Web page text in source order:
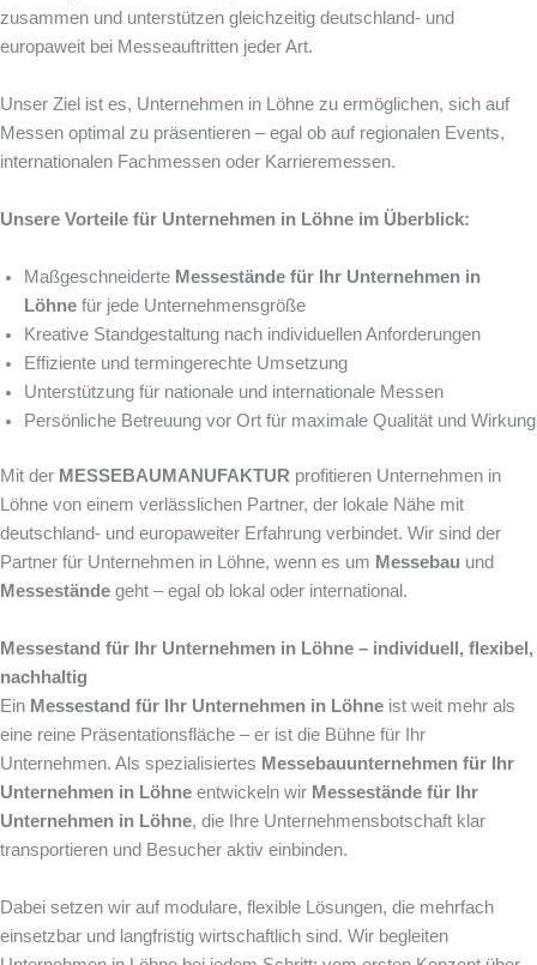
zusammen und unterstützen gleichzeitig deutschland- und
europaweit bei Messeauftritten jeder Art.
Unser Ziel ist es, Unternehmen in Löhne zu ermöglichen, sich auf
Messen optimal zu präsentieren – egal ob auf regionalen Events,
internationalen Fachmessen oder Karrieremessen.
Unsere Vorteile für Unternehmen in Löhne im Überblick:
Maßgeschneiderte Messestände für Ihr Unternehmen in
Löhne für jede Unternehmensgröße
Kreative Standgestaltung nach individuellen Anforderungen
Effiziente und termingerechte Umsetzung
Unterstützung für nationale und internationale Messen
Persönliche Betreuung vor Ort für maximale Qualität und Wirkung
Mit der MESSEBAUMANUFAKTUR profitieren Unternehmen in
Löhne von einem verlässlichen Partner, der lokale Nähe mit
deutschland- und europaweiter Erfahrung verbindet. Wir sind der
Partner für Unternehmen in Löhne, wenn es um Messebau und
Messestände geht – egal ob lokal oder international.
Messestand für Ihr Unternehmen in Löhne – individuell, flexibel,
nachhaltig
Ein Messestand für Ihr Unternehmen in Löhne ist weit mehr als
eine reine Präsentationsfläche – er ist die Bühne für Ihr
Unternehmen. Als spezialisiertes Messebauunternehmen für Ihr
Unternehmen in Löhne entwickeln wir Messestände für Ihr
Unternehmen in Löhne, die Ihre Unternehmensbotschaft klar
transportieren und Besucher aktiv einbinden.
Dabei setzen wir auf modulare, flexible Lösungen, die mehrfach
einsetzbar und langfristig wirtschaftlich sind. Wir begleiten